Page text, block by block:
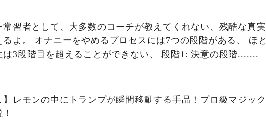
常習者として、大多数のコーチが教えてくれない、残酷な真実
は7つの段階がある、 ほと
んどの男性は3段階目を超えることができない、 段階1: 決意の段階.......
】レモンの中にトランプが瞬間移動する手品！プロ級マジック